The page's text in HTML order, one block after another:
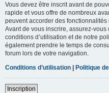
Vous devez être inscrit avant de
rapide et vous offre de nombreux
peuvent accorder des
Avant de vous inscrire, assurez-
conditions d’utilisation et de notre
également prendre le temps de
forum lors de votre navigation.
Conditions d’utilisation | Politique
Inscription